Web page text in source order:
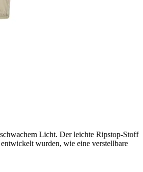
Licht. Der leichte Ripstop-Stoff
wurden, wie eine verstellbare